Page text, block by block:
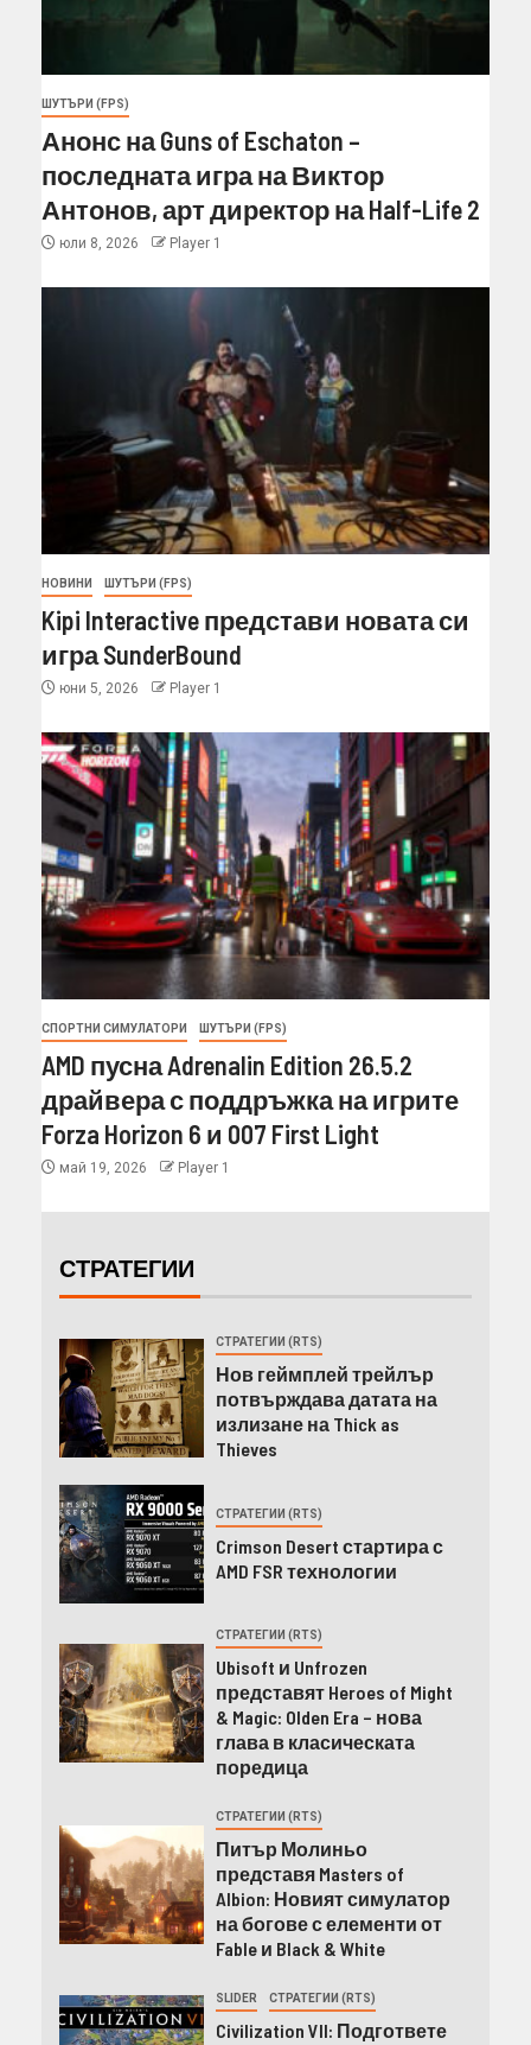
ШУТЪРИ (FPS)
Анонс на Guns of Eschaton –
последната игра на Виктор
Антонов, арт директор на Half-Life 2
юли 8, 2026 Player 1
НОВИНИ ШУТЪРИ (FPS)
Kipi Interactive представи новата си
игра SunderBound
юни 5, 2026 Player 1
СПОРТНИ СИМУЛАТОРИ ШУТЪРИ (FPS)
AMD пусна Adrenalin Edition 26.5.2
драйвера с поддръжка на игрите
Forza Horizon 6 и 007 First Light
май 19, 2026 Player 1
СТРАТЕГИИ
СТРАТЕГИИ (RTS)
Нов геймплей трейлър
потвърждава датата на
излизане на Thick as
Thieves
СТРАТЕГИИ (RTS)
Crimson Desert стартира с
AMD FSR технологии
СТРАТЕГИИ (RTS)
Ubisoft и Unfrozen
представят Heroes of Might
& Magic: Olden Era – нова
глава в класическата
поредица
СТРАТЕГИИ (RTS)
Питър Молиньо
представя Masters of
Albion: Новият симулатор
на богове с елементи от
Fable и Black & White
SLIDER СТРАТЕГИИ (RTS)
Civilization VII: Подгответе